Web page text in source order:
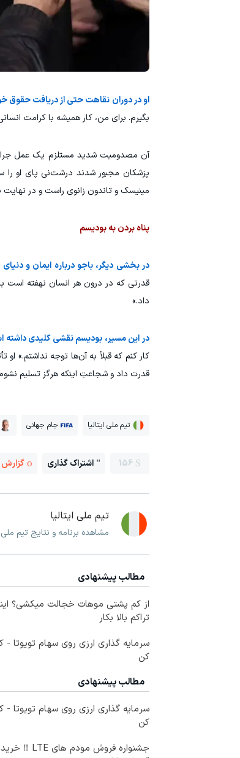
او در دوران نقاهت حتی از دریافت حقوق
بگیرم. برای من، کار همیشه با کرامت
آن مصدومیت شدید مستلزم یک عمل جراحی
مینیسک و تاندون زانوی راست و در نهایت پارگی مجدد
پناه بردن به بودیسم
در بخشی دیگر، باجو درباره ایمان و
قدرتی که در درون هر انسان نهفته است
داد.»
در این مسیر، بودیسم نقشی کلیدی داشته
کار کنم که قبلاً به آن‌ها توجه نداشتم.»
قدرت داد و شجاعتِ اینکه هرگز تسلیم
تیم ملی ایتالیا جام جهانی
156 اشتراک گذاری
تیم ملی ایتالیا
مشاهده برنامه و نتایج تیم ملی
مطالب پیشنهادی
از کم پشتی موهات خجالت میکشی؟
تراکم بالا بکار
سرمایه گذاری ارزی روی سهام تویوتا -
کن
مطالب پیشنهادی
سرمایه گذاری ارزی روی سهام تویوتا -
کن
جشنواره فروش مودم های LTE ‼️ خرید